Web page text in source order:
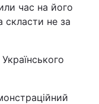
час на його
не за
Українського